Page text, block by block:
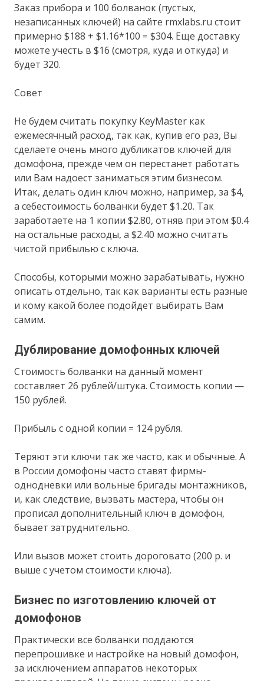
Заказ прибора и 100 болванок (пустых,
незаписанных ключей) на сайте rmxlabs.ru стоит
примерно $188 + $1.16*100 = $304. Еще доставку
можете учесть в $16 (смотря, куда и откуда) и
будет 320.
Совет
Не будем считать покупку KeyMaster как
ежемесячный расход, так как, купив его раз, Вы
сделаете очень много дубликатов ключей для
домофона, прежде чем он перестанет работать
или Вам надоест заниматься этим бизнесом.
Итак, делать один ключ можно, например, за $4,
а себестоимость болванки будет $1.20. Так
заработаете на 1 копии $2.80, отняв при этом $0.4
на остальные расходы, а $2.40 можно считать
чистой прибылью с ключа.
Способы, которыми можно зарабатывать, нужно
описать отдельно, так как варианты есть разные
и кому какой более подойдет выбирать Вам
самим.
Дублирование домофонных ключей
Стоимость болванки на данный момент
составляет 26 рублей/штука. Стоимость копии —
150 рублей.
Прибыль с одной копии = 124 рубля.
Теряют эти ключи так же часто, как и обычные. А
в России домофоны часто ставят фирмы-
однодневки или вольные бригады монтажников,
и, как следствие, вызвать мастера, чтобы он
прописал дополнительный ключ в домофон,
бывает затруднительно.
Или вызов может стоить дороговато (200 р. и
выше с учетом стоимости ключа).
Бизнес по изготовлению ключей от
домофонов
Практически все болванки поддаются
перепрошивке и настройке на новый домофон,
за исключением аппаратов некоторых